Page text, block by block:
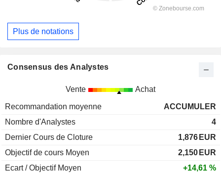
Plus de notations
Consensus des Analystes
Vente Achat
Recommandation moyenne
ACCUMULER
Nombre d'Analystes
4
Dernier Cours de Cloture
1,876 EUR
Objectif de cours Moyen
2,150 EUR
Ecart / Objectif Moyen
+14,61 %